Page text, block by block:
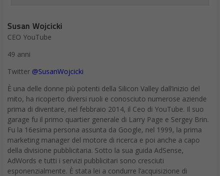
49 anni
Twitter@SusanWojcicki
È una delle donne più potenti della Silicon Valley dall’inizio del
mito, ha ricoperto diversi ruoli e conosciuto numerose aziende
prima di diventare, nel febbraio 2014, il Ceo di YouTube. Il suo
garage fu il primo quartier generale di Larry Page e Sergey Brin.
Fu la 16esima persona assunta da Google, nel 1999, la prima
marketing manager del motore di ricerca e poi anche a capo
della divisione pubblicitaria. Sotto la sua guida AdSense,
AdWords e tutti i servizi pubblicitari sono cresciuti
esponenzialmente. È stata lei a condurre l’acquisizione di
YouTube da parte di Google per $1,65 miliardi nel 2006, ora il
valore del sito di video è stimato $90 miliardi. Forbes la mette al
41esimo posto delle donne più ricche d’America, con un